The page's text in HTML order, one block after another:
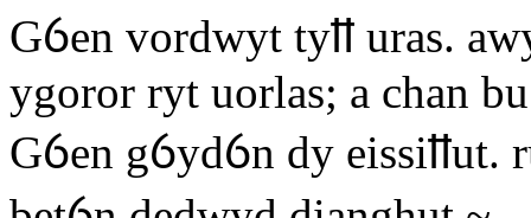
Gỽen vordwyt tyỻ uras.
ygoror ryt uorlas; a chan
Gỽen gỽydỽn dy eissiỻut.